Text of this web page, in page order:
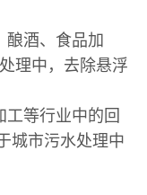
酿酒、食品加
理中，去除悬浮
工等行业中的回
城市污水处理中